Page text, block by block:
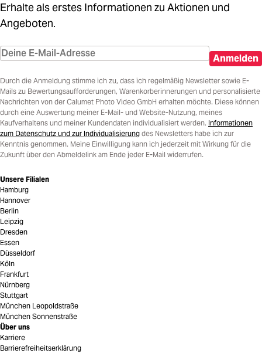
Erhalte als erstes Informationen zu Aktionen und
Angeboten.
Anmelden
Durch die Anmeldung stimme ich zu, dass ich regelmäßig Newsletter sowie E-
Mails zu Bewertungsaufforderungen, Warenkorberinnerungen und personalisierte
Nachrichten von der Calumet Photo Video GmbH erhalten möchte. Diese können
durch eine Auswertung meiner E-Mail- und Website-Nutzung, meines
Kaufverhaltens und meiner Kundendaten individualisiert werden. Informationen
zum Datenschutz und zur Individualisierung des Newsletters habe ich zur
Kenntnis genommen. Meine Einwilligung kann ich jederzeit mit Wirkung für die
Zukunft über den Abmeldelink am Ende jeder E-Mail widerrufen.
Unsere Filialen
Hamburg
Hannover
Berlin
Leipzig
Dresden
Essen
Düsseldorf
Köln
Frankfurt
Nürnberg
Stuttgart
München Leopoldstraße
München Sonnenstraße
Über uns
Karriere
Barrierefreiheitserklärung